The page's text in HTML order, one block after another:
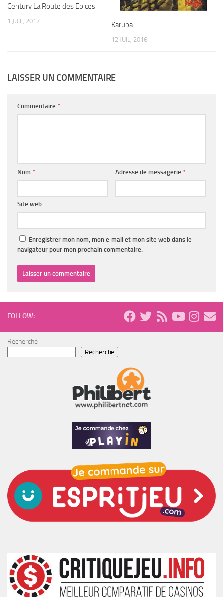
Century La Route des Epices
1 JUIL, 2017 Karuba
12 JUIL, 2016
LAISSER UN COMMENTAIRE
Commentaire *
Nom * Adresse de messagerie *
Site web
Enregistrer mon nom, mon e-mail et mon site web dans le
navigateur pour mon prochain commentaire.
FOLLOW:
Recherche
Recherche